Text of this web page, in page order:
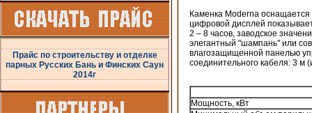
Прайс по строительству и отделке
парных Русских Бань и Финских Саун
2014г
Каменка Moderna
цифровой дисплей
2 – 8 часов, заводское
элегантный "шампань" или
влагозащищенной панелью
соединительного кабеля: 3 м
Мощность, кВт